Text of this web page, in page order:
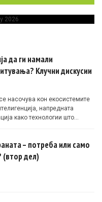
да ги намали
Клучни дискусии
насочува кон екосистемите
напредната
како технологии што
– потреба или само
(втор дел)